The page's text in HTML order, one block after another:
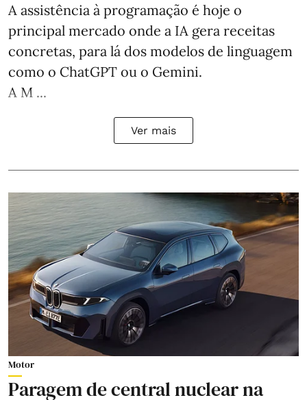
A assistência à programação é hoje o
principal mercado onde a IA gera receitas
concretas, para lá dos modelos de linguagem
como o ChatGPT ou o Gemini.
A M ...
Ver mais
Motor
Paragem de central nuclear na